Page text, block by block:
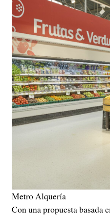
Metro Alquería
Con una propuesta basada